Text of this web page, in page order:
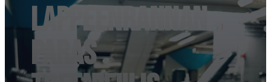
Lappeenrannan
paras